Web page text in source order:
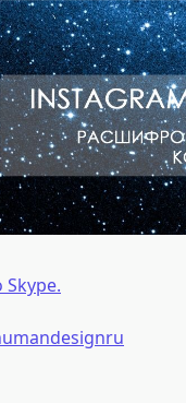
Skype.